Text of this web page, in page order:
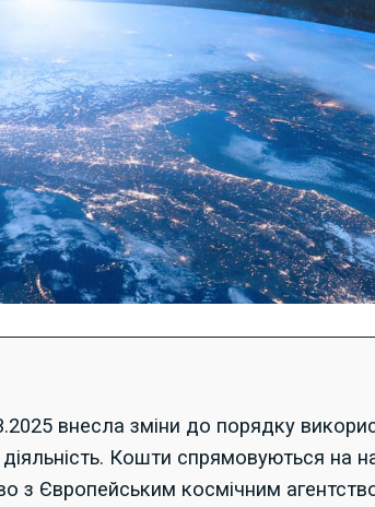
внесла зміни до порядку
Кошти спрямовуються на
з Європейським космічним